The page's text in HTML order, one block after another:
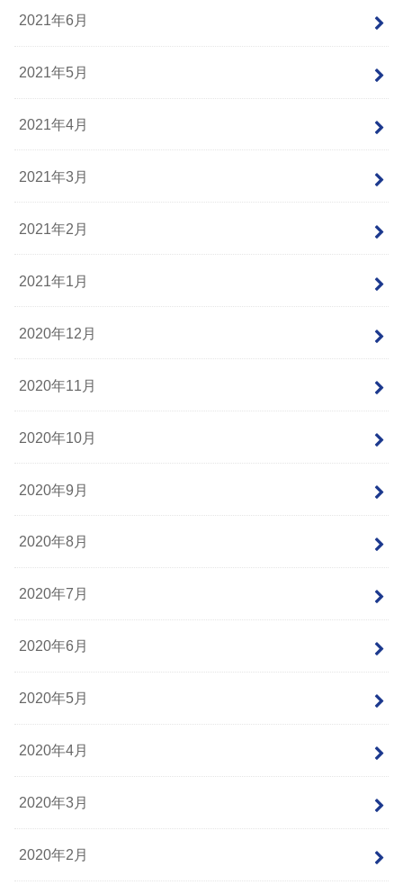
2021年6月
2021年5月
2021年4月
2021年3月
2021年2月
2021年1月
2020年12月
2020年11月
2020年10月
2020年9月
2020年8月
2020年7月
2020年6月
2020年5月
2020年4月
2020年3月
2020年2月